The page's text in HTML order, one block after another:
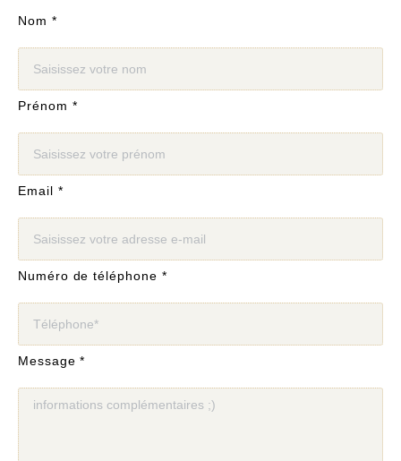
Nom *
Prénom *
Email *
Numéro de téléphone *
Message *